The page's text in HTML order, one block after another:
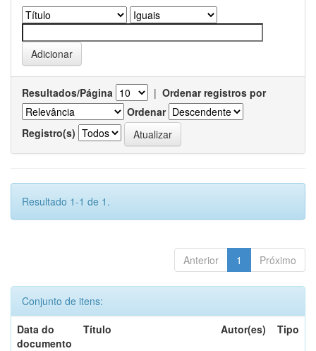
Resultados/Página | Ordenar registros por
Ordenar
Registro(s)
Resultado 1-1 de 1.
Anterior 1 Próximo
Conjunto de itens:
Data do
documento
Título Autor(es) Tipo